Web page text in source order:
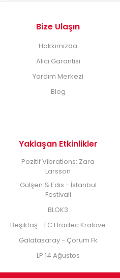
Bize Ulaşın
Hakkımızda
Alıcı Garantisi
Yardım Merkezi
Blog
Yaklaşan Etkinlikler
Pozitif Vibrations: Zara
Larsson
Gülşen & Edis - İstanbul
Festivali
BLOK3
Beşiktaş - FC Hradec Kralove
Galatasaray - Çorum Fk
LP 14 Ağustos